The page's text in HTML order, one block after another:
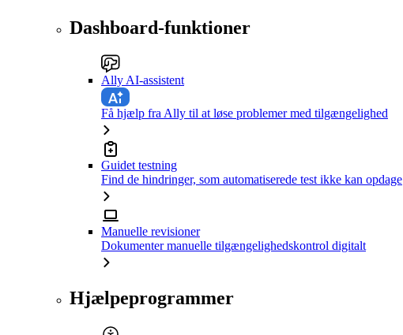
Dashboard-funktioner
Ally AI-assistent
Få hjælp fra Ally til at løse problemer med tilgængelighed
Guidet testning
Find de hindringer, som automatiserede test ikke kan opdage
Manuelle revisioner
Dokumenter manuelle tilgængelighedskontrol digitalt
Hjælpeprogrammer